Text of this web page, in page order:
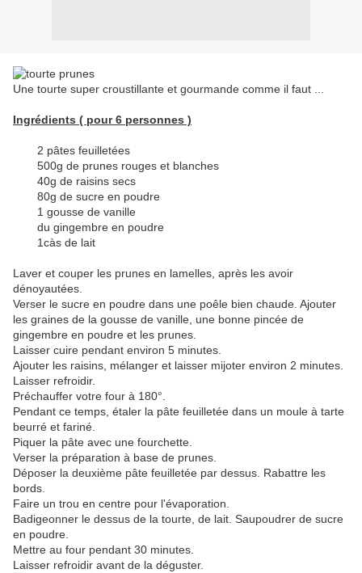
Une tourte super croustillante et gourmande comme il faut ...
Ingrédients ( pour 6 personnes )
2 pâtes feuilletées
500g de prunes rouges et blanches
40g de raisins secs
80g de sucre en poudre
1 gousse de vanille
du gingembre en poudre
1càs de lait
Laver et couper les prunes en lamelles, après les avoir
dénoyautées.
Verser le sucre en poudre dans une poêle bien chaude. Ajouter
les graines de la gousse de vanille, une bonne pincée de
gingembre en poudre et les prunes.
Laisser cuire pendant environ 5 minutes.
Ajouter les raisins, mélanger et laisser mijoter environ 2 minutes.
Laisser refroidir.
Préchauffer votre four à 180°.
Pendant ce temps, étaler la pâte feuilletée dans un moule à tarte
beurré et fariné.
Piquer la pâte avec une fourchette.
Verser la préparation à base de prunes.
Déposer la deuxième pâte feuilletée par dessus. Rabattre les
bords.
Faire un trou en centre pour l'évaporation.
Badigeonner le dessus de la tourte, de lait. Saupoudrer de sucre
en poudre.
Mettre au four pendant 30 minutes.
Laisser refroidir avant de la déguster.